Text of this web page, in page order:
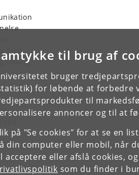
til brug af
bruger
for løbende at forbedre
til
annoncer og til at
på "Se cookies" for at se en
din computer eller mobil, når
acceptere eller afslå cookies,
som du finder i
Stab
udvalg